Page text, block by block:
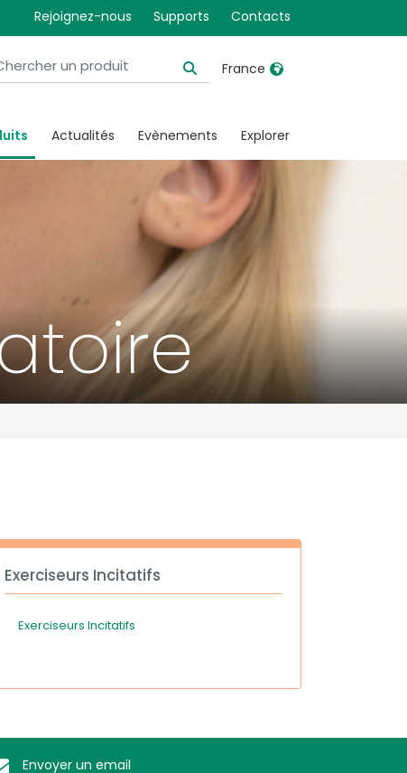
Rejoignez-nous Supports Contacts
France
United States
België, Nederlands
Canada, Français
China
Colombia
Denmark
Italia
Japan
Lietuva
Malaysia
Mexico
Nederlands
Norway
Portugal
Russia
Actualités Evènements Explorer
Exerciseurs Incitatifs
Exerciseurs Incitatifs
Envoyer un email